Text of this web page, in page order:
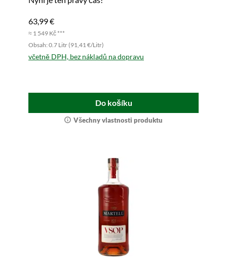
63,99 €
≈ 1 549 Kč ***
Obsah: 0.7 Litr (91,41 €/Litr)
včetně DPH, bez nákladů na dopravu
Do košíku
Všechny vlastnosti produktu